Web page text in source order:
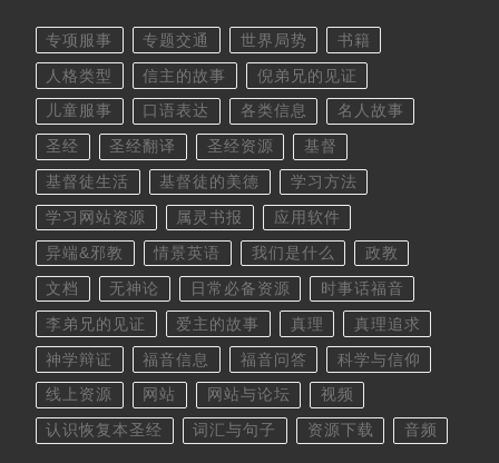
专项服事 专题交通 世界局势 书籍
人格类型 信主的故事 倪弟兄的见证
儿童服事 口语表达 各类信息 名人故事
圣经 圣经翻译 圣经资源 基督
基督徒生活 基督徒的美德 学习方法
学习网站资源 属灵书报 应用软件
异端&邪教 情景英语 我们是什么 政教
文档 无神论 日常必备资源 时事话福音
李弟兄的见证 爱主的故事 真理 真理追求
神学辩证 福音信息 福音问答 科学与信仰
线上资源 网站 网站与论坛 视频
认识恢复本圣经 词汇与句子 资源下载 音频